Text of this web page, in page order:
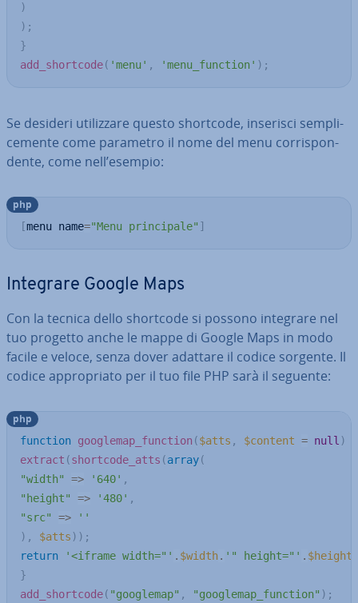
)
) ;
}
add_shortcode( 'menu' , 'menu_function' ) ;
Se desideri uti­liz­za­re questo shortcode, inserisci sem­pli­
ce­men­te come parametro il nome del menu cor­ri­spon­
den­te, come nell’esempio:
[menu name="Menu principale" ]
php
Integrare Google Maps
Con la tecnica dello shortcode si possono integrare nel
tuo progetto anche le mappe di Google Maps in modo
facile e veloce, senza dover adattare il codice sorgente. Il
codice ap­pro­pria­to per il tuo file PHP sarà il seguente:
function googlemap_function ($atts , $content = null )
extract (shortcode_atts (array(
"width"
=> '640' ,
"height"
=> '480' ,
"src"
=>
''
) , $atts ) ) ;
return
'<iframe width="' . $width. '" height="' . $height
}
add_shortcode( "googlemap" , "googlemap_function" ) ;
php